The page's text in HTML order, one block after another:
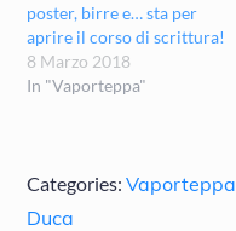
poster, birre e… sta per
aprire il corso di scrittura!
8 Marzo 2018
In "Vaporteppa"
Categories:Vaporteppa
Duca